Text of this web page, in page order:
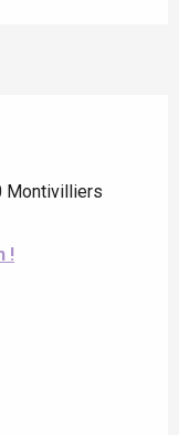
Montivilliers
!